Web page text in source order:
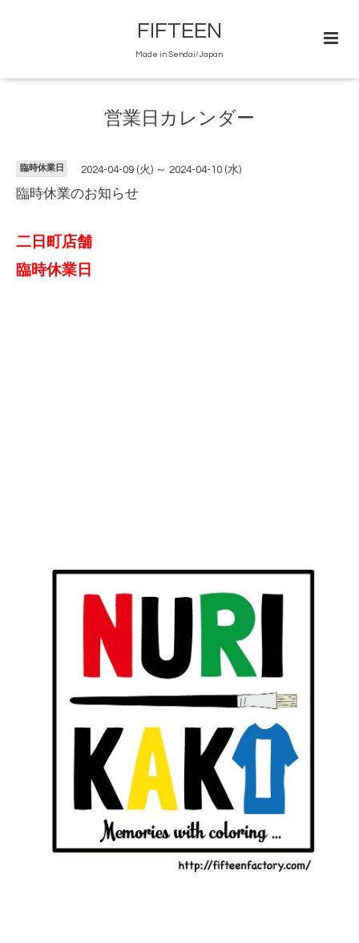
FIFTEEN
Made in Sendai/Japan
営業日カレンダー
臨時休業日 2024-04-09 (火) ～ 2024-04-10 (水)
臨時休業のお知らせ
二日町店舗
臨時休業日